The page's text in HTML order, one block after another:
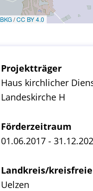
BKG/CC BY 4.0
Projektträger
Haus kirchlicher
Landeskirche H
Förderzeitraum
01.06.2017 -
Landkreis/
Uelzen